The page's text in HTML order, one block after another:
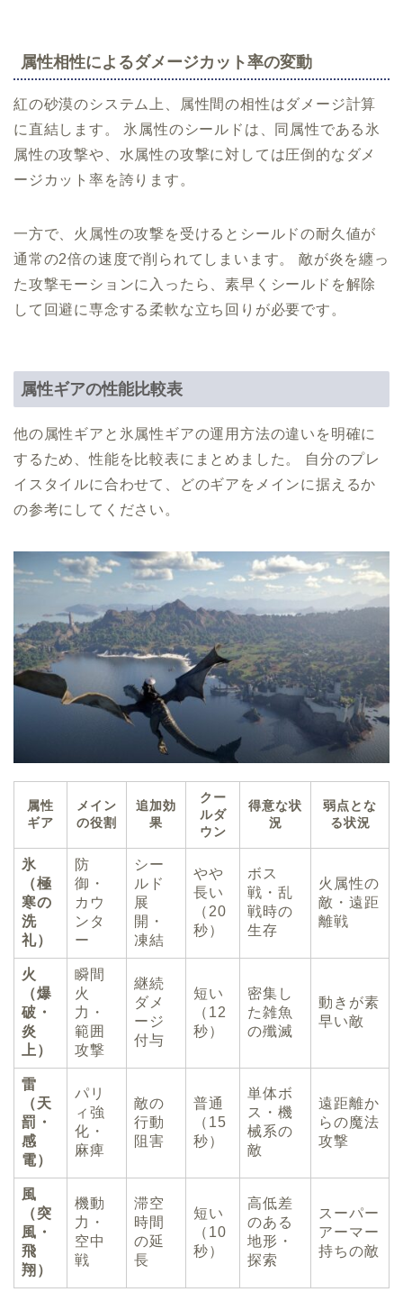
属性相性によるダメージカット率の変動
紅の砂漠のシステム上、属性間の相性はダメージ計算
に直結します。 氷属性のシールドは、同属性である氷
属性の攻撃や、水属性の攻撃に対しては圧倒的なダメ
ージカット率を誇ります。
一方で、火属性の攻撃を受けるとシールドの耐久値が
通常の2倍の速度で削られてしまいます。 敵が炎を纏っ
た攻撃モーションに入ったら、素早くシールドを解除
して回避に専念する柔軟な立ち回りが必要です。
属性ギアの性能比較表
他の属性ギアと氷属性ギアの運用方法の違いを明確に
するため、性能を比較表にまとめました。 自分のプレ
イスタイルに合わせて、どのギアをメインに据えるか
の参考にしてください。
属性
ギア
メイン
の役割
追加効
果
クー
ルダ
ウン
得意な状
況
弱点とな
る状況
氷
（極
寒の
洗
礼）
防
御・
カウ
ンタ
ー
シー
ルド
展
開・
凍結
やや
長い
（20
秒）
ボス
戦・乱
戦時の
生存
火属性の
敵・遠距
離戦
火
（爆
破・
炎
上）
瞬間
火
力・
範囲
攻撃
継続
ダメ
ージ
付与
短い
（12
秒）
密集し
た雑魚
の殲滅
動きが素
早い敵
雷
（天
罰・
感
電）
パリ
ィ強
化・
麻痺
敵の
行動
阻害
普通
（15
秒）
単体ボ
ス・機
械系の
敵
遠距離か
らの魔法
攻撃
風
（突
風・
飛
翔）
機動
力・
空中
戦
滞空
時間
の延
長
短い
（10
秒）
高低差
のある
地形・
探索
スーパー
アーマー
持ちの敵